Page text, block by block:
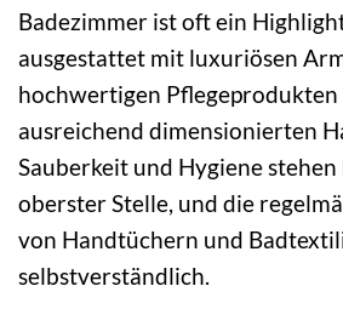
Badezimmer ist oft ein
ausgestattet mit luxuriösen
hochwertigen Pflegeprodukten
ausreichend dimensionierten
Sauberkeit und Hygiene
oberster Stelle, und die
von Handtüchern und
selbstverständlich.